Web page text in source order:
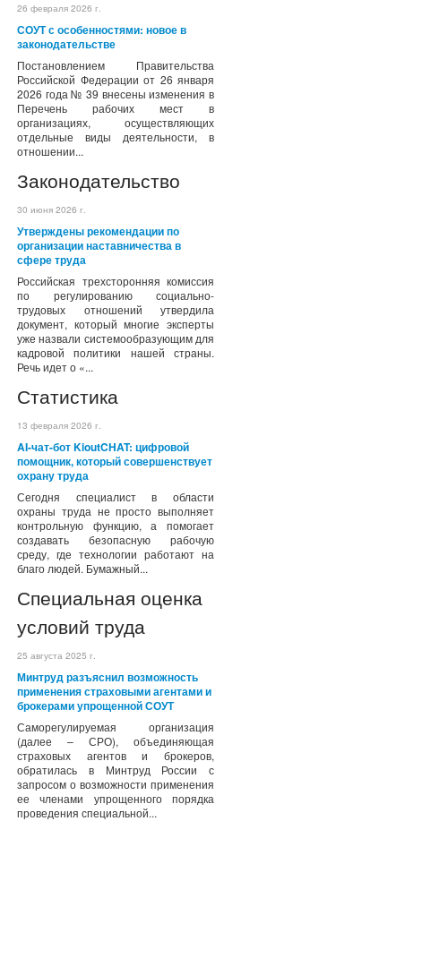
26 февраля 2026 г.
СОУТ с особенностями: новое в
законодательстве
Постановлением Правительства
Российской Федерации от 26 января
2026 года № 39 внесены изменения в
Перечень рабочих мест в
организациях, осуществляющих
отдельные виды деятельности, в
отношении...
Законодательство
30 июня 2026 г.
Утверждены рекомендации по
организации наставничества в
сфере труда
Российская трехсторонняя комиссия
по регулированию социально-
трудовых отношений утвердила
документ, который многие эксперты
уже назвали системообразующим для
кадровой политики нашей страны.
Речь идет о «...
Статистика
13 февраля 2026 г.
AI-чат-бот KioutCHAT: цифровой
помощник, который совершенствует
охрану труда
Сегодня специалист в области
охраны труда не просто выполняет
контрольную функцию, а помогает
создавать безопасную рабочую
среду, где технологии работают на
благо людей. Бумажный...
Специальная оценка
условий труда
25 августа 2025 г.
Минтруд разъяснил возможность
применения страховыми агентами и
брокерами упрощенной СОУТ
Саморегулируемая организация
(далее – СРО), объединяющая
страховых агентов и брокеров,
обратилась в Минтруд России с
запросом о возможности применения
ее членами упрощенного порядка
проведения специальной...